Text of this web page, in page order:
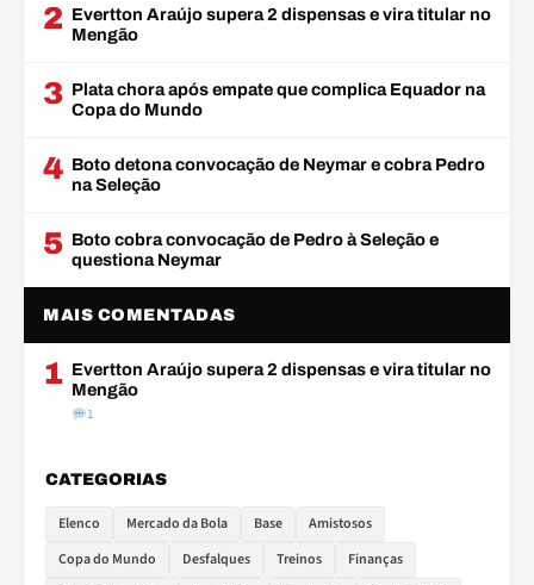
2 Evertton Araújo supera 2 dispensas e vira titular no
Mengão
3 Plata chora após empate que complica Equador na
Copa do Mundo
4 Boto detona convocação de Neymar e cobra Pedro
na Seleção
5 Boto cobra convocação de Pedro à Seleção e
questiona Neymar
MAIS COMENTADAS
1 Evertton Araújo supera 2 dispensas e vira titular no
Mengão
1
CATEGORIAS
Elenco Mercado da Bola Base
Amistosos
Copa do Mundo
Desfalques Treinos
Finanças